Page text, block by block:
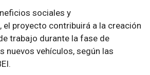
sociales y
el proyecto contribuirá a la creación
trabajo durante la fase de
nuevos vehículos, según las